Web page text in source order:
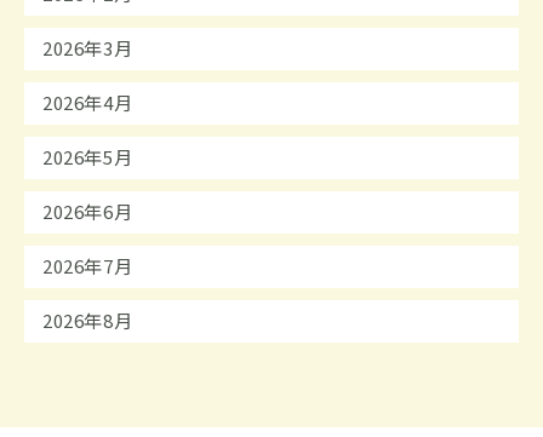
2026年3月
2026年4月
2026年5月
2026年6月
2026年7月
2026年8月